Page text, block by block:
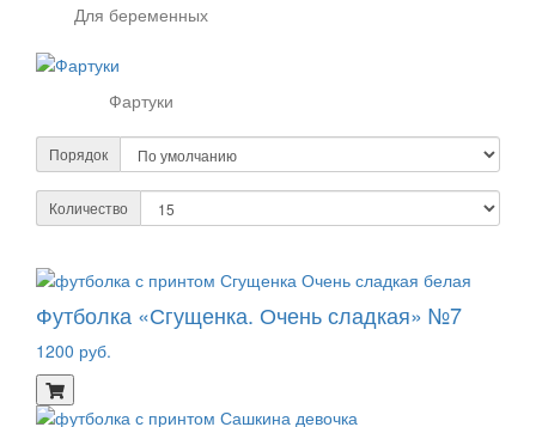
Для беременных
Фартуки
Порядок
Количество
Футболка «Сгущенка. Очень сладкая» №7
1200 руб.